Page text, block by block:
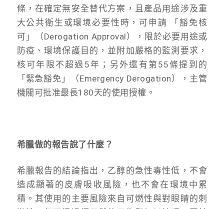
條，在確定無安全替代方案，且產品用途涉及重
大公共衛生或環境必要性時，可申請 「豁免核
可」（Derogation Approval），限於必要用途或
防疫、環境保護目的，並附加嚴格的監測要求，
核可年限不超過5年；另外還有第55條提到的
「緊急豁免」（Emergency Derogation），主管
機關可批准最長180天的使用授權。
希臘做的報告說了什麼？
希臘報告的結論指出，乙醇的急性毒性低，不會
造成顯著的皮膚吸收風險，也不會在環境中累
積。其使用的主要風險來自可燃性與對眼睛的刺